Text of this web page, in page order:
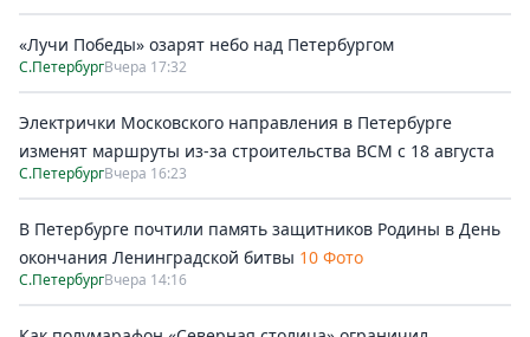
«Лучи Победы» озарят небо над Петербургом
С.ПетербургВчера 17:32
Электрички Московского направления в Петербурге
изменят маршруты из-за строительства ВСМ с 18 августа
С.ПетербургВчера 16:23
В Петербурге почтили память защитников Родины в День
окончания Ленинградской битвы 10 Фото
С.ПетербургВчера 14:16